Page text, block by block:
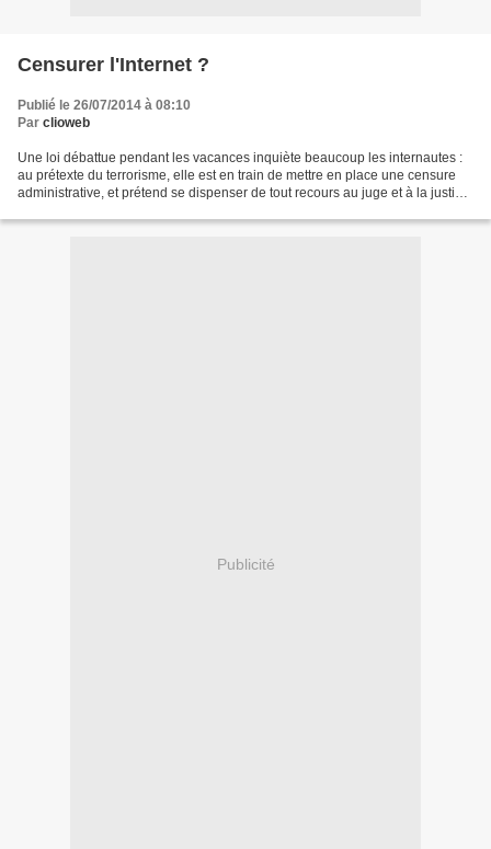
Censurer l'Internet ?
Publié le 26/07/2014 à 08:10
Par clioweb
Une loi débattue pendant les vacances inquiète beaucoup les internautes :
au prétexte du terrorisme, elle est en train de mettre en place une censure
administrative, et prétend se dispenser de tout recours au juge et à la justice.
Publicité